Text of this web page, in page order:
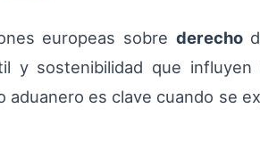
europeas sobre derecho
y sostenibilidad que
es clave cuando se